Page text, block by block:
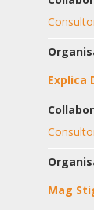
Explica
Mag